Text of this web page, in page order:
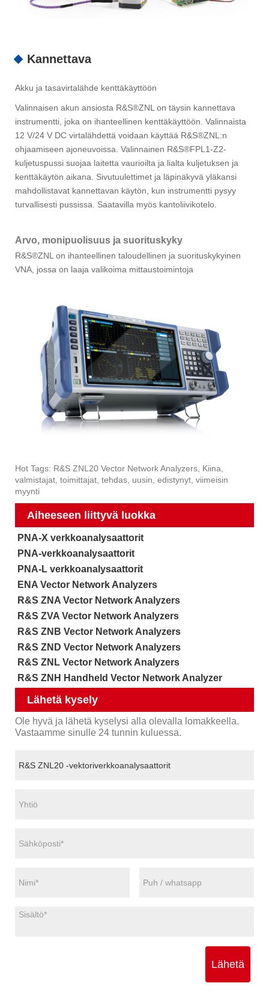
Kannettava
Akku ja tasavirtalähde kenttäkäyttöön
Valinnaisen akun ansiosta R&S®ZNL on täysin kannettava
instrumentti, joka on ihanteellinen kenttäkäyttöön. Valinnaista
12 V/24 V DC virtalähdettä voidaan käyttää R&S®ZNL:n
ohjaamiseen ajoneuvoissa. Valinnainen R&S®FPL1-Z2-
kuljetuspussi suojaa laitetta vaurioilta ja lialta kuljetuksen ja
kenttäkäytön aikana. Sivutuulettimet ja läpinäkyvä yläkansi
mahdollistavat kannettavan käytön, kun instrumentti pysyy
turvallisesti pussissa. Saatavilla myös kantoliivikotelo.
Arvo, monipuolisuus ja suorituskyky
R&S®ZNL on ihanteellinen taloudellinen ja suorituskykyinen
VNA, jossa on laaja valikoima mittaustoimintoja
Hot Tags: R&S ZNL20 Vector Network Analyzers, Kiina,
valmistajat, toimittajat, tehdas, uusin, edistynyt, viimeisin
myynti
Aiheeseen liittyvä luokka
PNA-X verkkoanalysaattorit
PNA-verkkoanalysaattorit
PNA-L verkkoanalysaattorit
ENA Vector Network Analyzers
R&S ZNA Vector Network Analyzers
R&S ZVA Vector Network Analyzers
R&S ZNB Vector Network Analyzers
R&S ZND Vector Network Analyzers
R&S ZNL Vector Network Analyzers
R&S ZNH Handheld Vector Network Analyzer
Lähetä kysely
Ole hyvä ja lähetä kyselysi alla olevalla lomakkeella.
Vastaamme sinulle 24 tunnin kuluessa.
Lähetä